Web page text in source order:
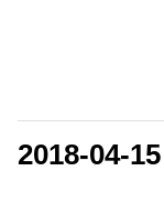
2018-04-15